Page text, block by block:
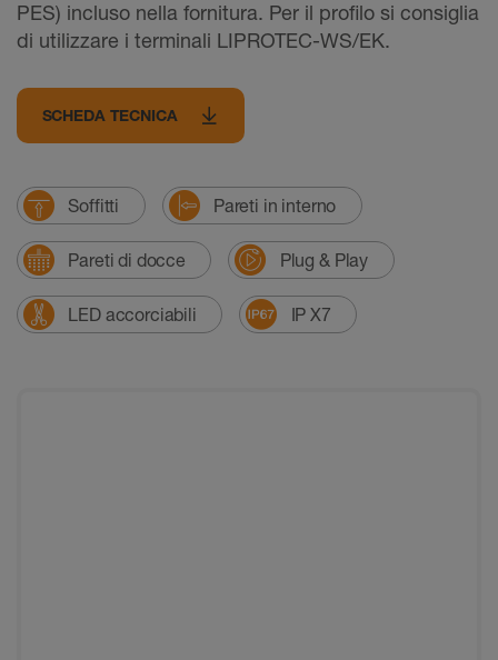
PES) incluso nella fornitura. Per il profilo si consiglia
di utilizzare i terminali LIPROTEC-WS/EK.
SCHEDA TECNICA
Soffitti Pareti in interno
Pareti di docce Plug & Play
LED accorciabili IP X7